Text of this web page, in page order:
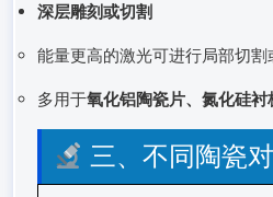
深层雕刻或切割
能量更高的激光可进行局部切割
多用于氧化铝陶瓷片、氮化硅
三、不同陶瓷